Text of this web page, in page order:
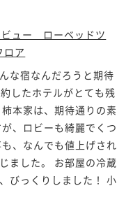
ビュー ローベッドツ
ア
な宿なんだろうと期待
したホテルがとても残
本家は、期待通りの素
、ロビーも綺麗でくつ
、なんでも値上げされ
ました。 お部屋の冷蔵
びっくりしました！ 小